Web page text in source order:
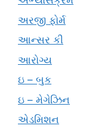
અરજી ફોર્મ
આન્સર કી
આરોગ્ય
ઇ – બુક
ઇ – મેગેઝિન
એડમિશન